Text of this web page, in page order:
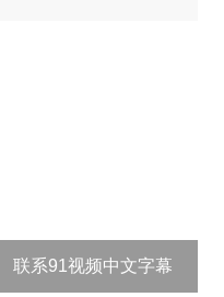
联系91视频中文字幕